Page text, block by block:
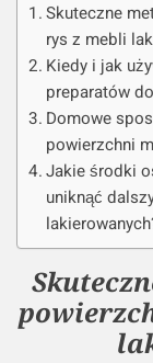
Skuteczne
rys z mebli
Kiedy i jak
preparatów
Domowe
powierzchni
Jakie środki
uniknąć